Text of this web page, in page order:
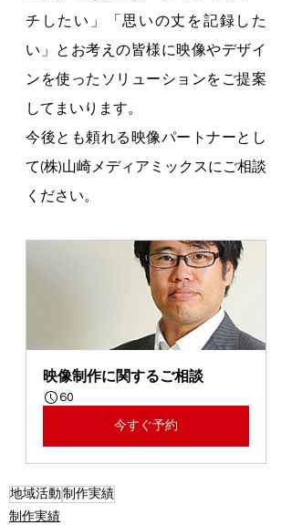
チしたい」「思いの丈を記録した
い」とお考えの皆様に映像やデザイ
ンを使ったソリューションをご提案
してまいります。
今後とも頼れる映像パートナーとし
て(株)山崎メディアミックスにご相談
ください。
映像制作に関するご相談
60
今すぐ予約
地域活動 制作実績
制作実績